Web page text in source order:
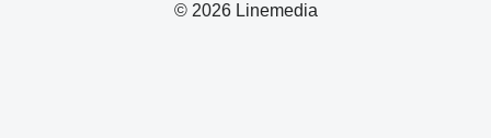
© 2026 Linemedia